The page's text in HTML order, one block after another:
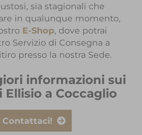
sia stagionali che
in qualunque momento,
E-Shop, dove potrai
Servizio di Consegna a
presso la nostra Sede.
informazioni sui
a Coccaglio
Contattaci!